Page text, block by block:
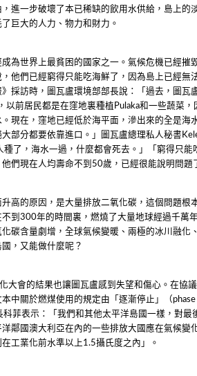
進一步破壞了本已稀缺的飲用水供給，島上的
巨大的人力、物力和財力。
為世界上最貧困的國家之一。氣候危機已經摧
他們已經窮得只能吃海鮮了，因為島上已經無
採訪時，圖瓦盧環境部部長說：「過去，圖瓦
以前居民都是在窪地裏種植 Pulaka和一些蔬菜，
現在，窪地已經低於海平面，滲出來的全是海
部分都要依靠進口。」圖瓦盧總理私人秘書
了，海水一過，什麼都會死去。」「窮得只能
們現在人均壽命不到 50歲，已經很能說明問題
高的原因，是大量排放二氧化碳，這個問題根
不到300年的時間裏，燃燒了大量地球經過千萬
碳含量劇增，全球氣候變暖、兩極的冰川融化
，又能做什麼呢？
大會的結果也讓圖瓦盧感到失望和傷心。在協
中關於燃煤使用的規定由「逐漸停止」（
科菲表示：「我們和其他太平洋島國一樣，對最
鄰國澳大利亞在內的一些排放大國應在氣候變
工業化前水準以上1.5攝氏度之內」。